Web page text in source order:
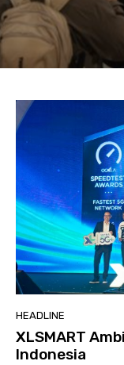
HEADLINE
XLSMART
Indonesia